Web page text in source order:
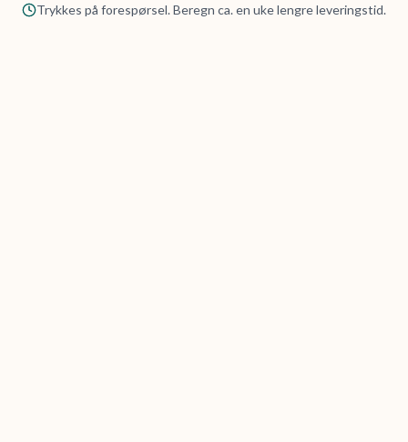
Trykkes på forespørsel. Beregn ca. en uke lengre leveringstid.